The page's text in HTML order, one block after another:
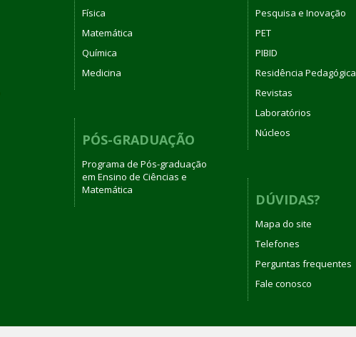
Física
Matemática
Química
Medicina
PÓS-GRADUAÇÃO
Programa de Pós-graduação
em Ensino de Ciências e
Matemática
Pesquisa e Inovação
PET
PIBID
Residência Pedagógica
Revistas
Laboratórios
Núcleos
DÚVIDAS?
Mapa do site
Telefones
Perguntas frequentes
Fale conosco